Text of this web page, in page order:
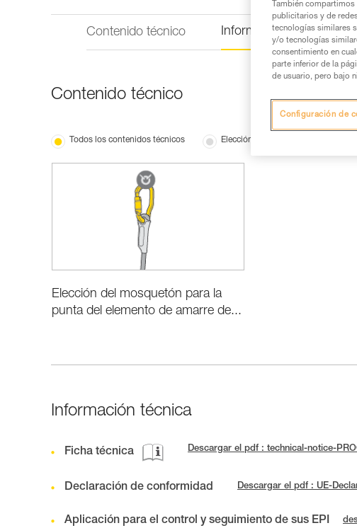
Contenido técnico Información técnica
Contenido técnico
Todos los contenidos técnicos Elección del material
Elección del mosquetón para la
punta del elemento de amarre de...
Información técnica
Ficha técnica Descargar el pdf : technical-notice-
Declaración de conformidad Descargar el pdf : UE-
Aplicación para el control y seguimiento de sus EPI
También
publicitarios y de
tecnologías similares
y/o tecnologías
consentimiento en
parte inferior de la
de usuario, pero bajo
Configuración de